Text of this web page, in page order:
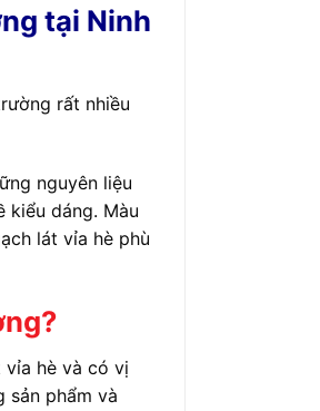
tại Ninh
rất nhiều
nguyên liệu
kiểu dáng. Màu
lát vỉa hè phù
hè và có vị
sản phẩm và